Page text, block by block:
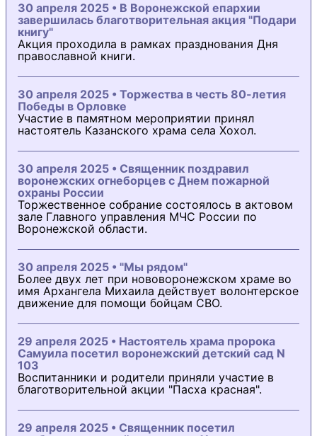
30 апреля 2025 • В Воронежской епархии
завершилась благотворительная акция "Подари
книгу"
Акция проходила в рамках празднования Дня
православной книги.
30 апреля 2025 • Торжества в честь 80-летия
Победы в Орловке
Участие в памятном мероприятии принял
настоятель Казанского храма села Хохол.
30 апреля 2025 • Священник поздравил
воронежских огнеборцев с Днем пожарной
охраны России
Торжественное собрание состоялось в актовом
зале Главного управления МЧС России по
Воронежской области.
30 апреля 2025 • "Мы рядом"
Более двух лет при нововоронежском храме во
имя Архангела Михаила действует волонтерское
движение для помощи бойцам СВО.
29 апреля 2025 • Настоятель храма пророка
Самуила посетил воронежский детский сад N
103
Воспитанники и родители приняли участие в
благотворительной акции "Пасха красная".
29 апреля 2025 • Священник посетил